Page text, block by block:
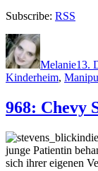
Subscribe: RSS
Autor
Melanie13.
Kinderheim,
968: Chevy
junge Patientin
sich ihrer eigenen